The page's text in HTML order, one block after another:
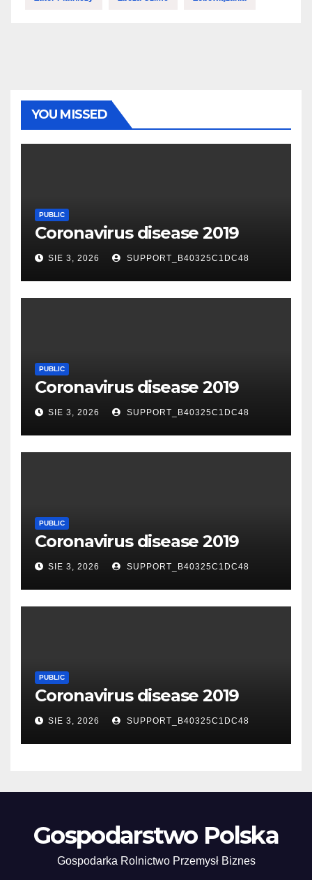
YOU MISSED
PUBLIC
Coronavirus disease 2019
SIE 3, 2026 SUPPORT_B40325C1DC48
PUBLIC
Coronavirus disease 2019
SIE 3, 2026 SUPPORT_B40325C1DC48
PUBLIC
Coronavirus disease 2019
SIE 3, 2026 SUPPORT_B40325C1DC48
PUBLIC
Coronavirus disease 2019
SIE 3, 2026 SUPPORT_B40325C1DC48
Gospodarstwo Polska
Gospodarka Rolnictwo Przemysł Biznes